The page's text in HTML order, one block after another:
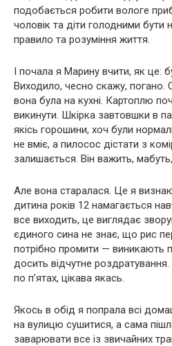
подобається робити вологе
чоловік та діти голодними
правило та розуміння життя.
І почала я Марину вчити, як це:
Виходило, чесно скажу, погано.
вона була на кухні. Картоплю
викинути. Шкірка завтовшки в
якісь горошини, хоч були
не вміє, а пилосос дістати з
залишається. Він важить,
Але вона старалася. Це я
дитина років 12 намагається
все виходить, це виглядає
єдиного сина не знає, що рис
потрібно промити — виникають
досить відчутне
по п’ятах, цікава якась.
Якось в обід я попрала всі
на вулицю сушитися, а сама
заварювати все із звичайних